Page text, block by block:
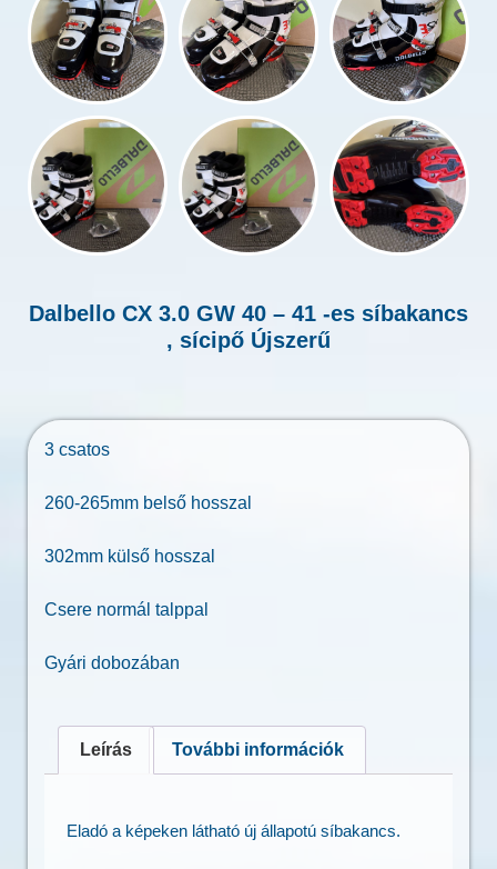
Dalbello CX 3.0 GW 40 – 41 -es síbakancs
, sícipő Újszerű
3 csatos
260-265mm belső hosszal
302mm külső hosszal
Csere normál talppal
Gyári dobozában
Leírás További információk
Eladó a képeken látható új állapotú síbakancs.